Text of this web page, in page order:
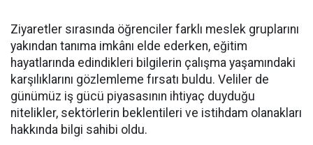
Ziyaretler sırasında öğrenciler farklı meslek gruplarını
yakından tanıma imkânı elde ederken, eğitim
hayatlarında edindikleri bilgilerin çalışma yaşamındaki
karşılıklarını gözlemleme fırsatı buldu. Veliler de
günümüz iş gücü piyasasının ihtiyaç duyduğu
nitelikler, sektörlerin beklentileri ve istihdam olanakları
hakkında bilgi sahibi oldu.